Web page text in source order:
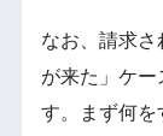
なお、請求
が来た」ケ
す。まず何を